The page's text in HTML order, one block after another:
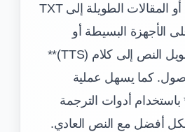
يمكن تحويل الكتب أو المقالات الطويلة إلى TXT
الأجهزة البسيطة أو
باستخدام أدوات تحويل النص إلى كلام (TTS)**
كما يسهل عملية
أدوات الترجمة
أفضل مع النص العادي.